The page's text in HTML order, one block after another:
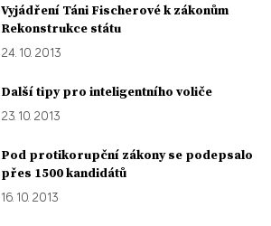
Vyjádření Táni Fischerové k zákonům
Rekonstrukce státu
24. 10. 2013
Další tipy pro inteligentního voliče
23. 10. 2013
Pod protikorupční zákony se podepsalo
přes 1500 kandidátů
16. 10. 2013